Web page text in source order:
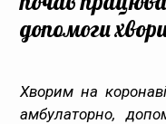
Громадське
Громадянам
допомоги
Хворим на
амбулаторно,